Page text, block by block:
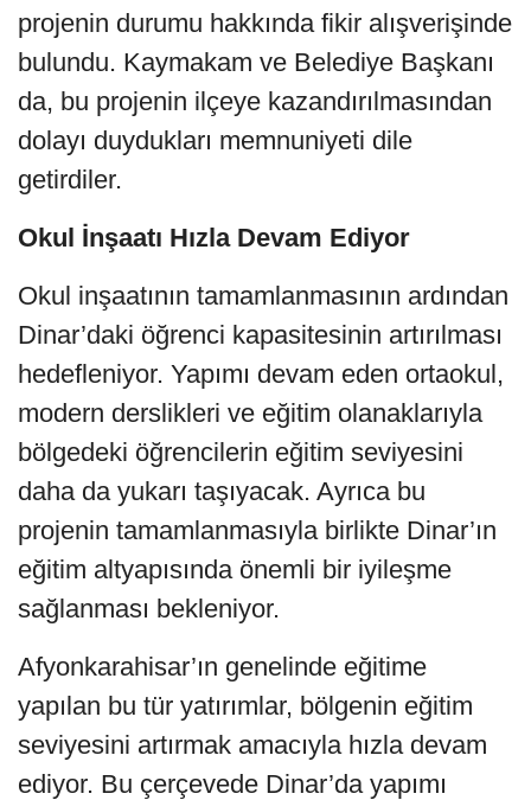
projenin durumu hakkında fikir alışverişinde
bulundu. Kaymakam ve Belediye Başkanı
da, bu projenin ilçeye kazandırılmasından
dolayı duydukları memnuniyeti dile
getirdiler.
Okul İnşaatı Hızla Devam Ediyor
Okul inşaatının tamamlanmasının ardından
Dinar’daki öğrenci kapasitesinin artırılması
hedefleniyor. Yapımı devam eden ortaokul,
modern derslikleri ve eğitim olanaklarıyla
bölgedeki öğrencilerin eğitim seviyesini
daha da yukarı taşıyacak. Ayrıca bu
projenin tamamlanmasıyla birlikte Dinar’ın
eğitim altyapısında önemli bir iyileşme
sağlanması bekleniyor.
Afyonkarahisar’ın genelinde eğitime
yapılan bu tür yatırımlar, bölgenin eğitim
seviyesini artırmak amacıyla hızla devam
ediyor. Bu çerçevede Dinar’da yapımı